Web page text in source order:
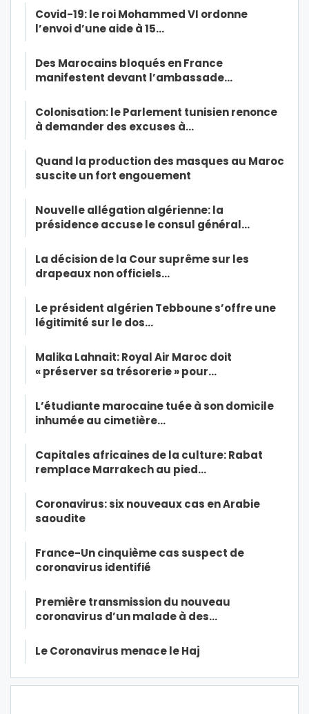
Covid-19: le roi Mohammed VI ordonne
l’envoi d’une aide à 15…
Des Marocains bloqués en France
manifestent devant l’ambassade…
Colonisation: le Parlement tunisien renonce
à demander des excuses à…
Quand la production des masques au Maroc
suscite un fort engouement
Nouvelle allégation algérienne: la
présidence accuse le consul général…
La décision de la Cour suprême sur les
drapeaux non officiels…
Le président algérien Tebboune s’offre une
légitimité sur le dos…
Malika Lahnait: Royal Air Maroc doit
« préserver sa trésorerie » pour…
L’étudiante marocaine tuée à son domicile
inhumée au cimetière…
Capitales africaines de la culture: Rabat
remplace Marrakech au pied…
Coronavirus: six nouveaux cas en Arabie
saoudite
France-Un cinquième cas suspect de
coronavirus identifié
Première transmission du nouveau
coronavirus d’un malade à des…
Le Coronavirus menace le Haj